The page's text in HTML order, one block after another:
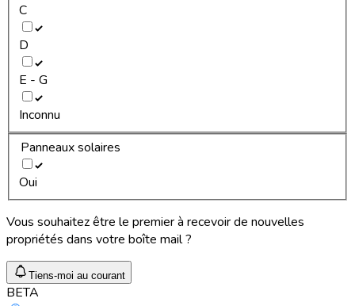
C
D
E - G
Inconnu
Panneaux solaires
Oui
Vous souhaitez être le premier à recevoir de nouvelles
propriétés dans votre boîte mail ?
Tiens-moi au courant
BETA